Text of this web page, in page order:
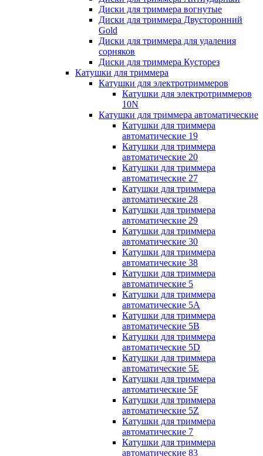
Диски для триммера вогнутые
Диски для триммера Двусторонний
Gold
Диски для триммера для удаления
сорняков
Диски для триммера Кусторез
Катушки для триммера
Катушки для электротриммеров
Катушки для электротриммеров
10N
Катушки для триммера автоматические
Катушки для триммера
автоматические 19
Катушки для триммера
автоматические 20
Катушки для триммера
автоматические 27
Катушки для триммера
автоматические 28
Катушки для триммера
автоматические 29
Катушки для триммера
автоматические 30
Катушки для триммера
автоматические 38
Катушки для триммера
автоматические 5
Катушки для триммера
автоматические 5A
Катушки для триммера
автоматические 5B
Катушки для триммера
автоматические 5D
Катушки для триммера
автоматические 5E
Катушки для триммера
автоматические 5F
Катушки для триммера
автоматические 5Z
Катушки для триммера
автоматические 7
Катушки для триммера
автоматические 83